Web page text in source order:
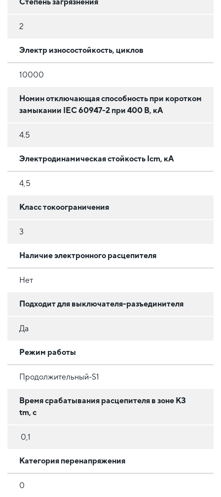
2
Электр износостойкость, циклов
10000
Номин отключающая способность при коротком
замыкании IEC 60947-2 при 400 В, кА
4.5
Электродинамическая стойкость Icm, кА
4,5
Класс токоограничения
3
Наличие электронного расцепителя
Нет
Подходит для выключателя-разъединителя
Да
Режим работы
Продолжительный-S1
Время срабатывания расцепителя в зоне КЗ
tm, с
0,1
Категория перенапряжения
0